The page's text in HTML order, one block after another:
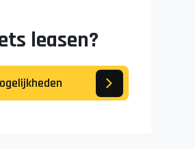
leasen?